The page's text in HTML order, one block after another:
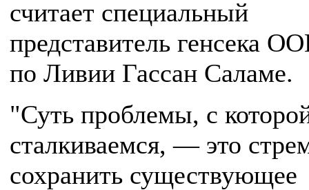
считает специальный
представитель генсека
по Ливии Гассан Саламе.
"Суть проблемы, с
сталкиваемся, — это
сохранить существующее